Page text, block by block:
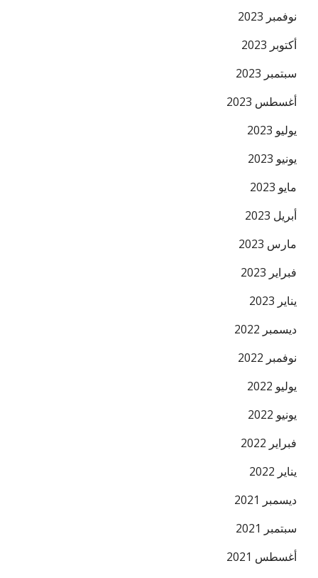
نوفمبر 2023
أكتوبر 2023
سبتمبر 2023
أغسطس 2023
يوليو 2023
يونيو 2023
مايو 2023
أبريل 2023
مارس 2023
فبراير 2023
يناير 2023
ديسمبر 2022
نوفمبر 2022
يوليو 2022
يونيو 2022
فبراير 2022
يناير 2022
ديسمبر 2021
سبتمبر 2021
أغسطس 2021